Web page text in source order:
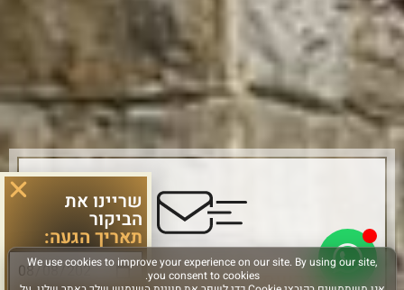
הירשמו והישארו מחוברים
שריינו את
הביקור
תאריך הגעה: